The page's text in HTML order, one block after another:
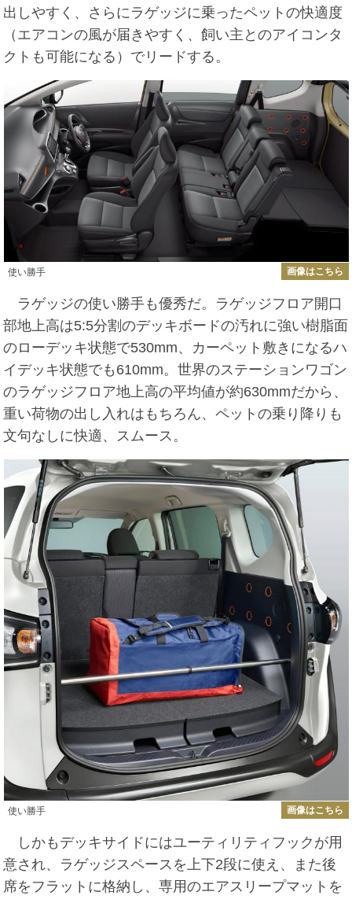
出しやすく、さらにラゲッジに乗ったペットの快適度
（エアコンの風が届きやすく、飼い主とのアイコンタ
クトも可能になる）でリードする。
使い勝手 画像はこちら
ラゲッジの使い勝手も優秀だ。ラゲッジフロア開口
部地上高は5:5分割のデッキボードの汚れに強い樹脂面
のローデッキ状態で530mm、カーペット敷きになるハ
イデッキ状態でも610mm。世界のステーションワゴン
のラゲッジフロア地上高の平均値が約630mmだから、
重い荷物の出し入れはもちろん、ペットの乗り降りも
文句なしに快適、スムース。
使い勝手 画像はこちら
しかもデッキサイドにはユーティリティフックが用
意され、ラゲッジスペースを上下2段に使え、また後
席をフラットに格納し、専用のエアスリープマットを